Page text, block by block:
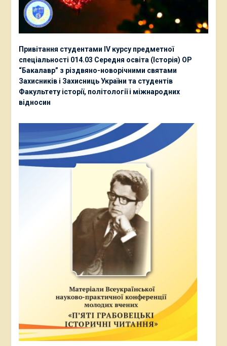
Привітання студентами ІV курсу предметної
спеціальності 014.03 Середня освіта (Історія) ОР
“Бакалавр” з різдвяно-новорічними святами
Захисників і Захисниць України та студентів
Факультету історії, політології і міжнародних
відносин